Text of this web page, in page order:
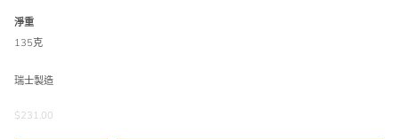
淨重
135克
瑞士製造
$231.00